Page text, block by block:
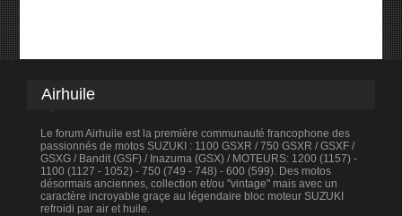
Airhuile
Le forum Airhuile est la première communauté francophone des
passionnés de motos SUZUKI : 1100 GSXR / 750 GSXR / GSXF /
GSXG / Bandit (GSF) / Inazuma (GSX) / MOTEURS: 1200 (1157) -
1100 (1127 - 1052) - 750 (749 - 748) - 600 (599). Des motos
désormais anciennes, collection et/ou "vintage" mais avec un
caractère incroyable graçe au légendaire bloc moteur SUZUKI
refroidi par air et huile.